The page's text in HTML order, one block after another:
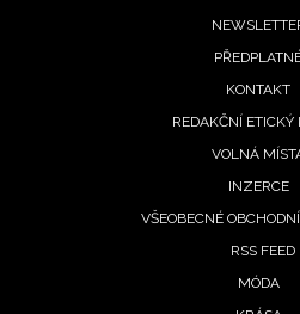
Přihlášením k newsletteru
KONTAKT
REDAKČNÍ ETICKÝ
VOLNÁ
INZERCE
VŠEOBECNÉ
RSS FEED
MÓDA